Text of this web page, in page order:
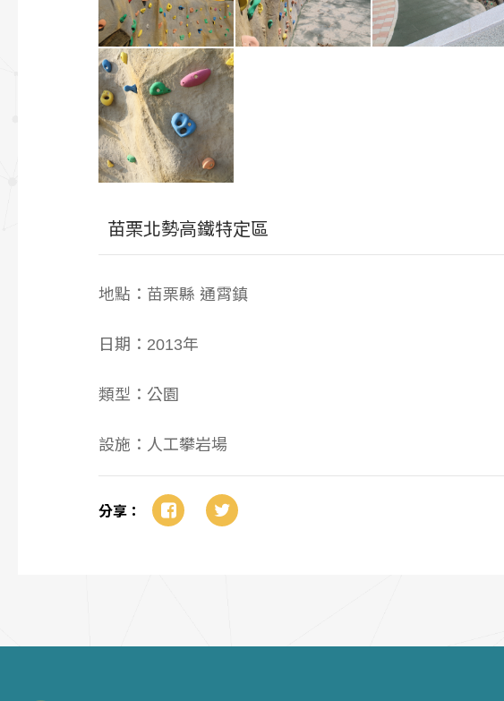
苗栗北勢高鐵特定區
地點：苗栗縣 通霄鎮
日期：2013年
類型：公園
設施：人工攀岩場
分享：